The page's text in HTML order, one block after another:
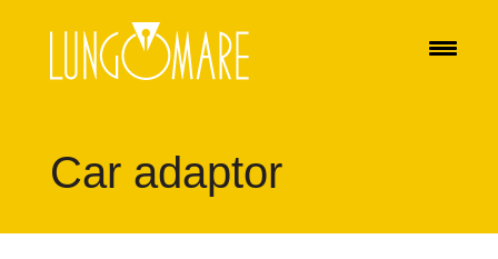
Car adaptor